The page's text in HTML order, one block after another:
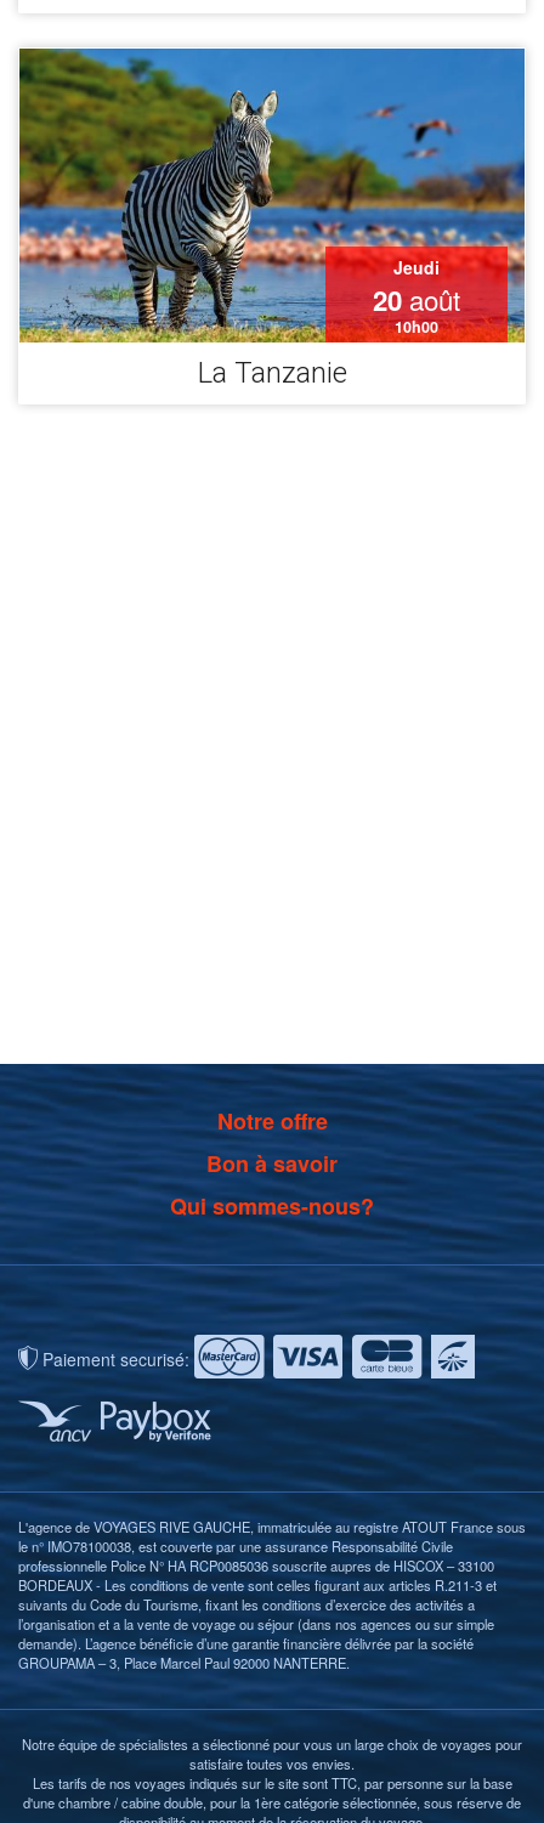
Jeudi
20 août
10h00
La Tanzanie
Notre offre
Bon à savoir
Qui sommes-nous?
Paiement securisé:
L'agence de VOYAGES RIVE GAUCHE, immatriculée au registre ATOUT France sous
le n° IMO78100038, est couverte par une assurance Responsabilité Civile
professionnelle Police N° HA RCP0085036 souscrite aupres de HISCOX – 33100
BORDEAUX - Les conditions de vente sont celles figurant aux articles R.211-3 et
suivants du Code du Tourisme, fixant les conditions d’exercice des activités a
l’organisation et a la vente de voyage ou séjour (dans nos agences ou sur simple
demande). L’agence bénéficie d’une garantie financière délivrée par la société
GROUPAMA – 3, Place Marcel Paul 92000 NANTERRE.
Notre équipe de spécialistes a sélectionné pour vous un large choix de voyages pour
satisfaire toutes vos envies.
Les tarifs de nos voyages indiqués sur le site sont TTC, par personne sur la base
d'une chambre / cabine double, pour la 1ère catégorie sélectionnée, sous réserve de